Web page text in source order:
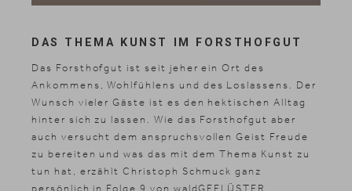
DAS THEMA KUNST IM FORSTHOFGUT
Das Forsthofgut ist seit jeher ein Ort des
Ankommens, Wohlfühlens und des Loslassens. Der
Wunsch vieler Gäste ist es den hektischen Alltag
hinter sich zu lassen. Wie das Forsthofgut aber
auch versucht dem anspruchsvollen Geist Freude
zu bereiten und was das mit dem Thema Kunst zu
tun hat, erzählt Christoph Schmuck ganz
persönlich in Folge 9 von waldGEFLÜSTER.